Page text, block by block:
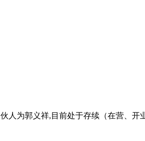
人为郭义祥,目前处于存续（在营、开